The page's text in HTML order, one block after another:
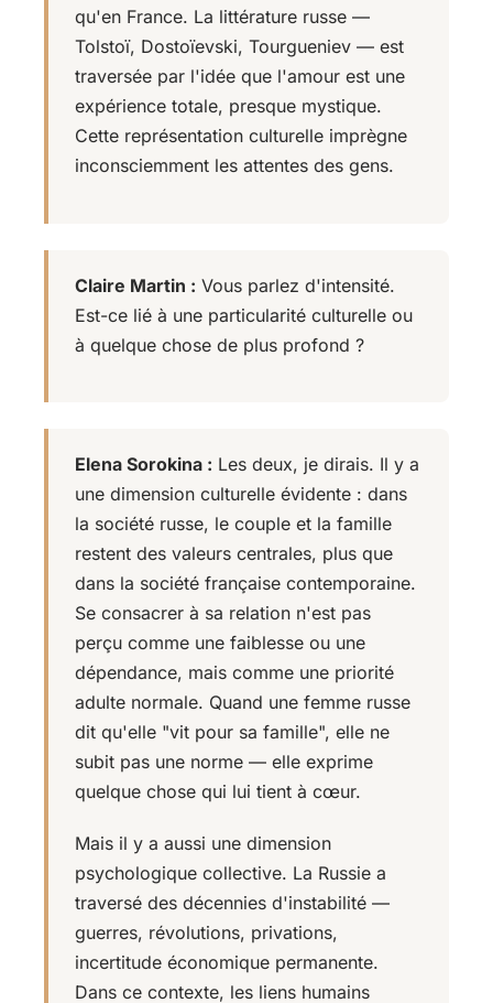
qu'en France. La littérature russe —
Tolstoï, Dostoïevski, Tourgueniev — est
traversée par l'idée que l'amour est une
expérience totale, presque mystique.
Cette représentation culturelle imprègne
inconsciemment les attentes des gens.
Claire Martin : Vous parlez d'intensité.
Est-ce lié à une particularité culturelle ou
à quelque chose de plus profond ?
Elena Sorokina : Les deux, je dirais. Il y a
une dimension culturelle évidente : dans
la société russe, le couple et la famille
restent des valeurs centrales, plus que
dans la société française contemporaine.
Se consacrer à sa relation n'est pas
perçu comme une faiblesse ou une
dépendance, mais comme une priorité
adulte normale. Quand une femme russe
dit qu'elle "vit pour sa famille", elle ne
subit pas une norme — elle exprime
quelque chose qui lui tient à cœur.
Mais il y a aussi une dimension
psychologique collective. La Russie a
traversé des décennies d'instabilité —
guerres, révolutions, privations,
incertitude économique permanente.
Dans ce contexte, les liens humains